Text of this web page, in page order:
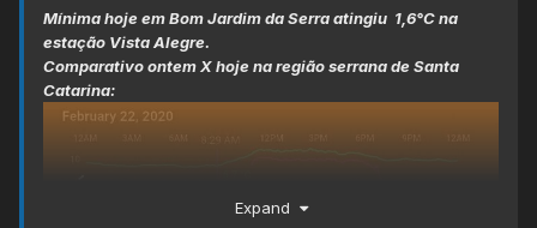
Mínima hoje em Bom Jardim da Serra atingiu 1,6°C na
estação Vista Alegre.
Comparativo ontem X hoje na região serrana de Santa
Catarina:
Expand